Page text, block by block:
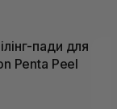
пади для
Penta Peel